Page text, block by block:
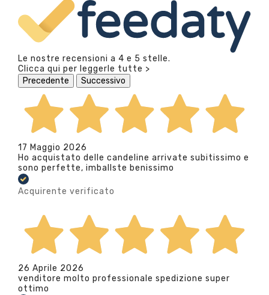
Le nostre recensioni a 4 e 5 stelle.
Clicca qui per leggerle tutte >
Precedente
Successivo
17 Maggio 2026
Ho acquistato delle candeline arrivate subitissimo e
sono perfette, imballste benissimo
Acquirente verificato
26 Aprile 2026
venditore molto professionale spedizione super
ottimo